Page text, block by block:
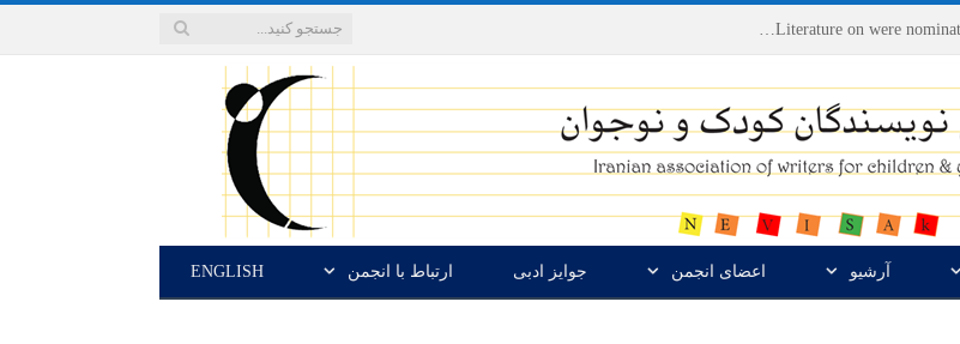
آرشیو اعضای انجمن جوایز ادبی ارتباط با انجمن ENGLISH